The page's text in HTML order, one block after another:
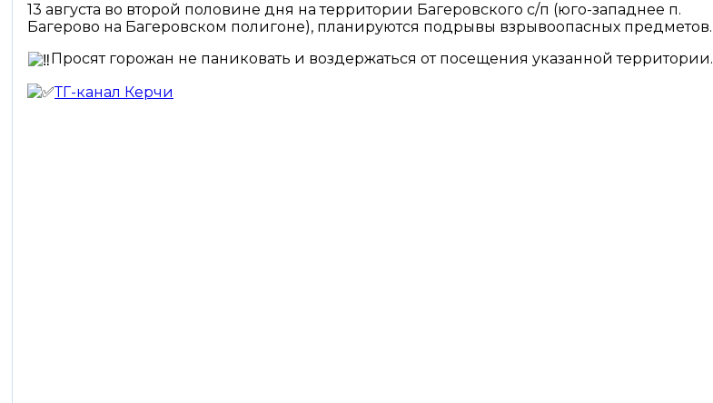
13 августа во второй половине дня на территории Багеровского с/п (юго-западнее п.
Багерово на Багеровском полигоне), планируются подрывы взрывоопасных предметов.
Просят горожан не паниковать и воздержаться от посещения указанной территории.
ТГ-канал Керчи